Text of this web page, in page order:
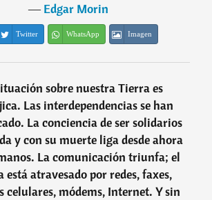
―Edgar Morin
Twitter WhatsApp Imagen
sobre nuestra Tierra es
Las interdependencias se han
La conciencia de ser solidarios
y con su muerte liga desde ahora
La comunicación triunfa; el
está atravesado por redes, faxes,
celulares, módems, Internet. Y sin